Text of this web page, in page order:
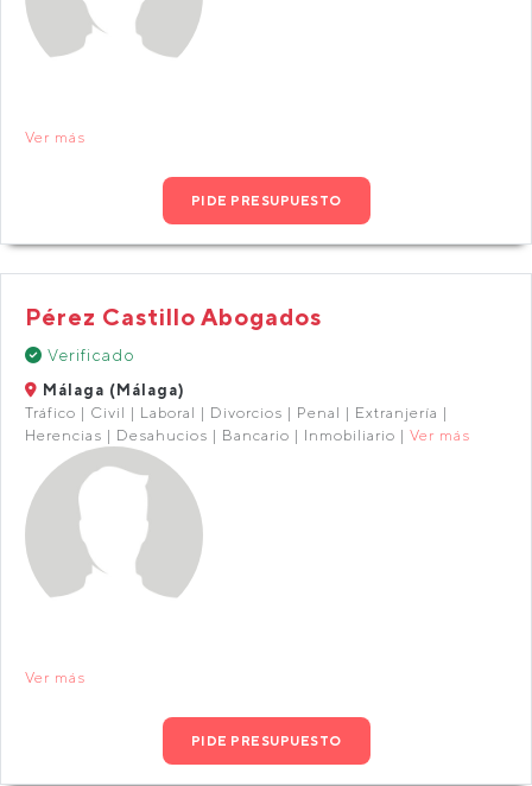
Ver más
PIDE PRESUPUESTO
Pérez Castillo Abogados
Verificado
Málaga (Málaga)
Tráfico | Civil | Laboral | Divorcios | Penal | Extranjería |
Herencias | Desahucios | Bancario | Inmobiliario | Ver más
Ver más
PIDE PRESUPUESTO